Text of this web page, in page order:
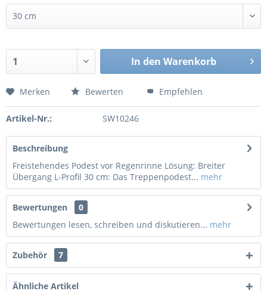
In den Warenkorb
Merken Bewerten Empfehlen
Artikel-Nr.: SW10246
Beschreibung
Freistehendes Podest vor Regenrinne Lösung: Breiter
Übergang L-Profil 30 cm: Das Treppenpodest... mehr
Bewertungen
0
Bewertungen lesen, schreiben und diskutieren... mehr
Zubehör 7
Ähnliche Artikel